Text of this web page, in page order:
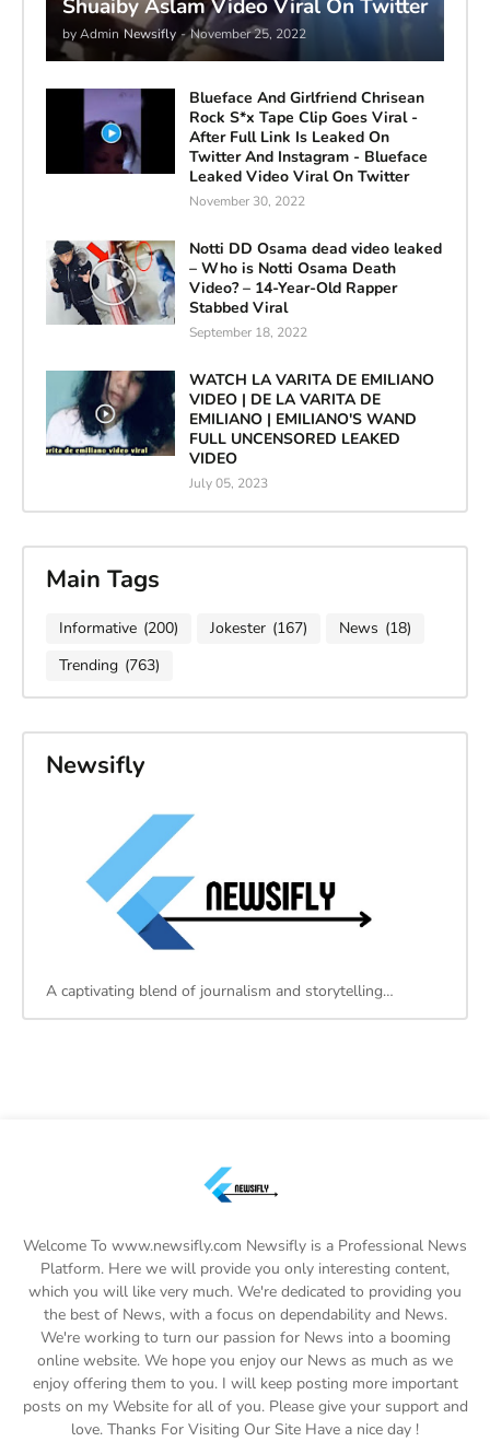
Shuaiby Aslam Video Viral On Twitter
by Admin Newsifly - November 25, 2022
Blueface And Girlfriend Chrisean
Rock S*x Tape Clip Goes Viral -
After Full Link Is Leaked On
Twitter And Instagram - Blueface
Leaked Video Viral On Twitter
November 30, 2022
Notti DD Osama dead video leaked
– Who is Notti Osama Death
Video? – 14-Year-Old Rapper
Stabbed Viral
September 18, 2022
WATCH LA VARITA DE EMILIANO
VIDEO | DE LA VARITA DE
EMILIANO | EMILIANO'S WAND
FULL UNCENSORED LEAKED
VIDEO
July 05, 2023
Main Tags
Informative (200) Jokester (167) News (18)
Trending (763)
Newsifly
A captivating blend of journalism and storytelling…
Welcome To www.newsifly.com Newsifly is a Professional News
Platform. Here we will provide you only interesting content,
which you will like very much. We're dedicated to providing you
the best of News, with a focus on dependability and News.
We're working to turn our passion for News into a booming
online website. We hope you enjoy our News as much as we
enjoy offering them to you. I will keep posting more important
posts on my Website for all of you. Please give your support and
love. Thanks For Visiting Our Site Have a nice day !